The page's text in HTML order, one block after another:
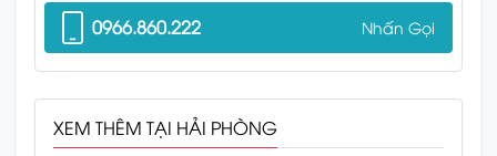
0966.860.222 Nhấn Gọi
XEM THÊM TẠI HẢI PHÒNG